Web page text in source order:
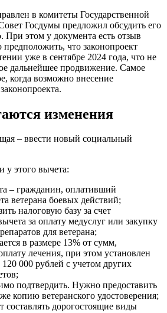
в комитеты Государственной
Госдумы предложил обсудить его
этом у документа есть отзыв
что законопроект
уже в сентябре 2024 года, что не
дальнейшее продвижение. Самое
когда возможно внесение
изменения
– ввести новый социальный
у этого вычета:
– гражданин, оплативший
ветерана боевых действий;
налоговую базу за счет
за оплату медуслуг или закупку
для ветерана;
в размере 13% от сумм,
лечения, при этом установлен
000 рублей с учетом других
подтвердить. Нужно предоставить
копию ветеранского удостоверения;
составлять дорогостоящие виды